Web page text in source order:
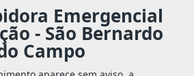
Emergencial
- São Bernardo
Campo